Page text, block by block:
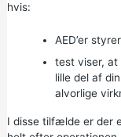
hvis:
AED’er
test viser, at
lille del af
alvorlige
I disse tilfælde er der